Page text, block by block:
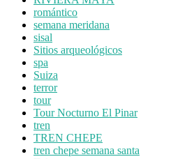
romántico
semana meridana
sisal
Sitios arqueológicos
spa
Suiza
terror
tour
Tour Nocturno El Pinar
tren
TREN CHEPE
tren chepe semana santa